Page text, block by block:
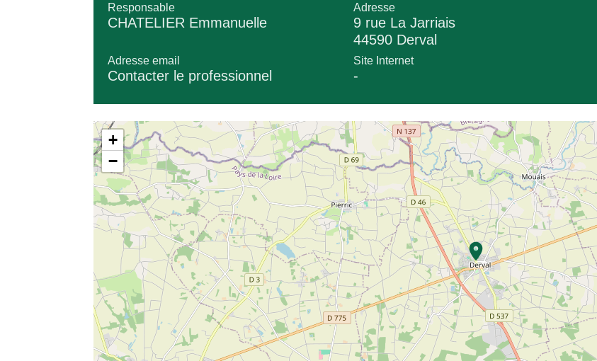
Responsable
CHATELIER Emmanuelle
Adresse
9 rue La Jarriais
44590 Derval
Adresse email
Contacter le professionnel
Site Internet
-
location_on
+
−